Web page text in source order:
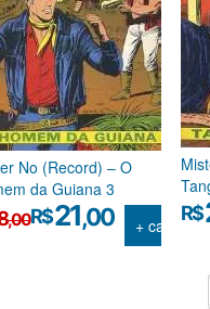
No (Record) – O
da Guiana 3
,00R$21,00 + carrinho
R$